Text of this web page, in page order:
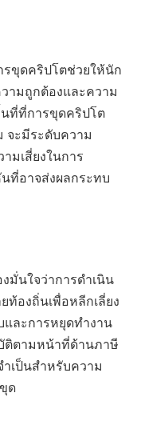
รขุดคริปโตช่วยให้นัก
ามถูกต้องและความ
ที่ที่การขุดคริปโต
จะมีระดับความ
มเสี่ยงในการ
ที่อาจส่งผลกระทบ
มั่นใจว่าการดำเนิน
องถิ่นเพื่อหลีกเลี่ยง
ละการหยุดทำงาน
ติตามหน้าที่ด้านภาษี
เป็นสำหรับความ
ด